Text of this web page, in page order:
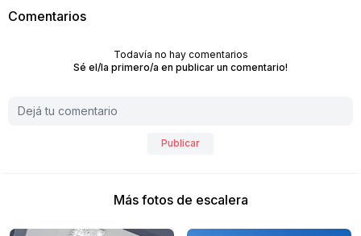
Comentarios
Todavía no hay comentarios
Sé el/la primero/a en publicar un comentario!
Publicar
Más fotos de escalera